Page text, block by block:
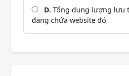
D. Tổng dung lượng lưu
đang chứa website đó